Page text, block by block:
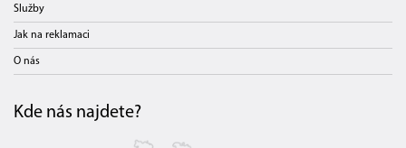
Služby
Jak na reklamaci
O nás
Kde nás najdete?